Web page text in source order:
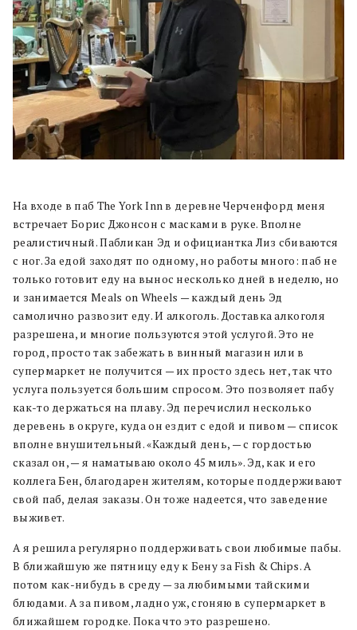
На входе в паб The York Inn в деревне Черченфорд меня
встречает Борис Джонсон с масками в руке. Вполне
реалистичный. Пабликан Эд и официантка Лиз сбиваются
с ног. За едой заходят по одному, но работы много: паб не
только готовит еду на вынос несколько дней в неделю, но
и занимается Meals on Wheels — каждый день Эд
самолично развозит еду. И алкоголь. Доставка алкоголя
разрешена, и многие пользуются этой услугой. Это не
город, просто так забежать в винный магазин или в
супермаркет не получится — их просто здесь нет, так что
услуга пользуется большим спросом. Это позволяет пабу
как-то держаться на плаву. Эд перечислил несколько
деревень в округе, куда он ездит с едой и пивом — список
вполне внушительный. «Каждый день, — с гордостью
сказал он, — я наматываю около 45 миль». Эд, как и его
коллега Бен, благодарен жителям, которые поддерживают
свой паб, делая заказы. Он тоже надеется, что заведение
выживет.
А я решила регулярно поддерживать свои любимые пабы.
В ближайшую же пятницу еду к Бену за Fish & Chips. А
потом как-нибудь в среду — за любимыми тайскими
блюдами. А за пивом, ладно уж, сгоняю в супермаркет в
ближайшем городке. Пока что это разрешено.